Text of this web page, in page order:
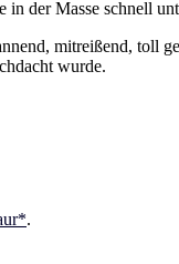
der Masse schnell
mitreißend, toll
wurde.
.